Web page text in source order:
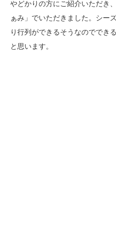
やどかりの方にご紹介いただき
ぁみ」でいただきました。シー
り行列ができるそうなのででき
と思います。